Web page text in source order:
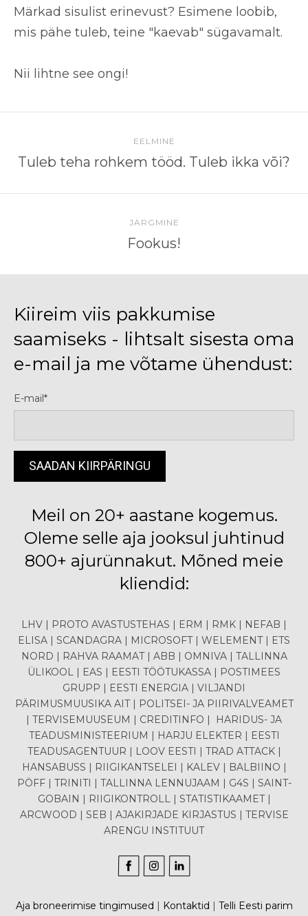
Märkad sisulist erinevust? Esimene loobib,
mis pähe tuleb, teine "kaevab" sügavamalt.
Nii lihtne see ongi!
EELMINE
Tuleb teha rohkem tööd. Tuleb ikka või?
JÄRGMINE
Fookus!
Kiireim viis pakkumise
saamiseks - lihtsalt sisesta oma
e-mail ja me võtame ühendust:
E-mail
Meil on 20+ aastane kogemus.
Oleme selle aja jooksul juhtinud
800+ ajurünnakut. Mõned meie
kliendid:
LHV | PROTO AVASTUSTEHAS | ERM | RMK | NEFAB |
ELISA | SCANDAGRA | MICROSOFT | WELEMENT | ETS
NORD | RAHVA RAAMAT | ABB | OMNIVA | TALLINNA
ÜLIKOOL | EAS | EESTI TÖÖTUKASSA | POSTIMEES
GRUPP | EESTI ENERGIA | VILJANDI
PÄRIMUSMUUSIKA AIT | POLITSEI- JA PIIRIVALVEAMET
| TERVISEMUUSEUM | CREDITINFO | HARIDUS- JA
TEADUSMINISTEERIUM | HARJU ELEKTER | EESTI
TEADUSAGENTUUR | LOOV EESTI | TRAD ATTACK |
HANSABUSS | RIIGIKANTSELEI | KALEV | BALBIINO |
PÖFF | TRINITI | TALLINNA LENNUJAAM | G4S | SAINT-
GOBAIN | RIIGIKONTROLL | STATISTIKAAMET |
ARCWOOD | SEB | AJAKIRJADE KIRJASTUS | TERVISE
ARENGU INSTITUUT
Aja broneerimise tingimused | Kontaktid | Telli Eesti parim